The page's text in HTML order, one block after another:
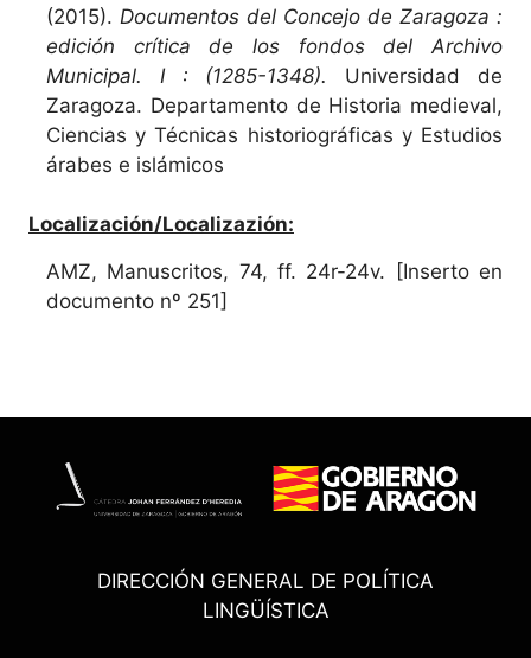
(2015). Documentos del Concejo de Zaragoza :
edición crítica de los fondos del Archivo
Municipal. I : (1285-1348).
Universidad de
Zaragoza. Departamento de Historia medieval,
Ciencias y Técnicas historiográficas y Estudios
árabes e islámicos
Localización/Localizazión:
AMZ, Manuscritos, 74, ff. 24r-24v. [Inserto en
documento nº 251]
DIRECCIÓN GENERAL DE POLÍTICA
LINGÜÍSTICA